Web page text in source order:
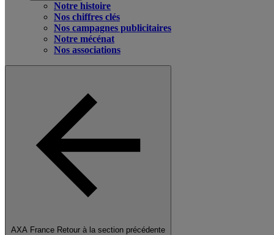
Notre histoire
Nos chiffres clés
Nos campagnes publicitaires
Notre mécénat
Nos associations
AXA France Retour à la section précédente